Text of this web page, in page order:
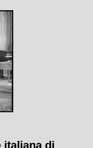
italiana di